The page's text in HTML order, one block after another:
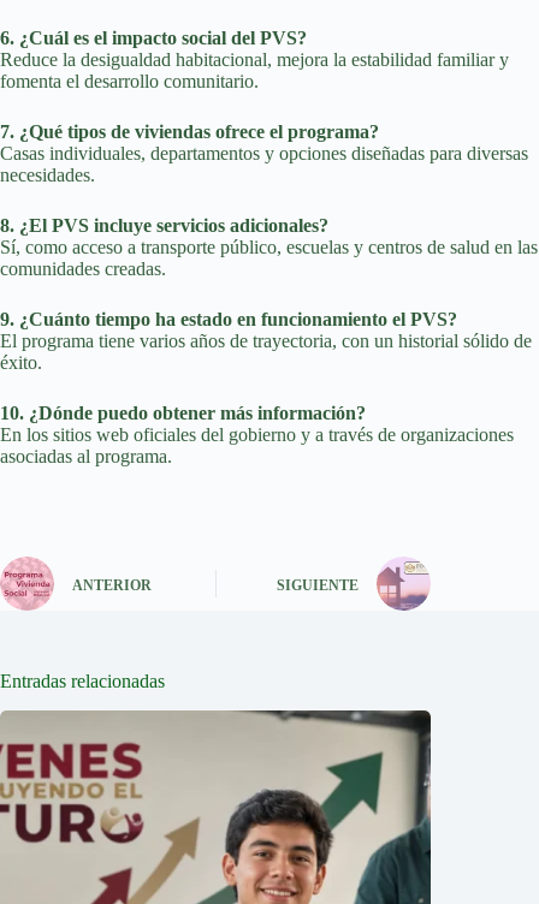
6. ¿Cuál es el impacto social del PVS?
Reduce la desigualdad habitacional, mejora la estabilidad familiar y
fomenta el desarrollo comunitario.
7. ¿Qué tipos de viviendas ofrece el programa?
Casas individuales, departamentos y opciones diseñadas para diversas
necesidades.
8. ¿El PVS incluye servicios adicionales?
Sí, como acceso a transporte público, escuelas y centros de salud en las
comunidades creadas.
9. ¿Cuánto tiempo ha estado en funcionamiento el PVS?
El programa tiene varios años de trayectoria, con un historial sólido de
éxito.
10. ¿Dónde puedo obtener más información?
En los sitios web oficiales del gobierno y a través de organizaciones
asociadas al programa.
ANTERIOR SIGUIENTE
Entradas relacionadas